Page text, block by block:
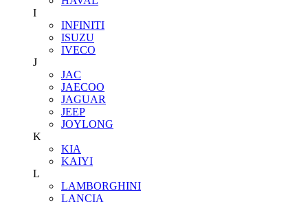
I
INFINITI
ISUZU
IVECO
J
JAC
JAECOO
JAGUAR
JEEP
JOYLONG
K
KIA
KAIYI
L
LAMBORGHINI
LANCIA